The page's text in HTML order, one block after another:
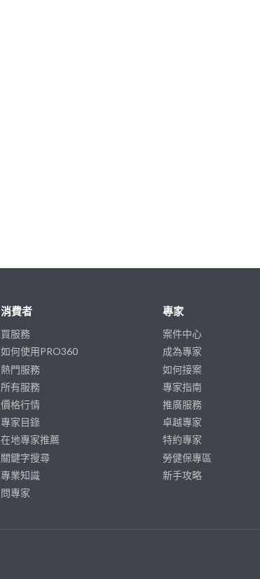
消費者
買服務
如何使用PRO360
熱門服務
所有服務
價格行情
專家目錄
在地專家推薦
關鍵字搜尋
專業知識
問專家
專家
案件中心
成為專家
如何接案
專家指南
推廣服務
卓越專家
特約專家
勞健保專區
新手攻略